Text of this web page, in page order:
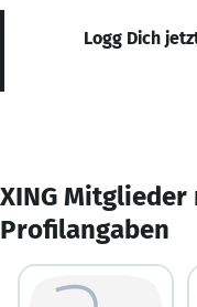
Logg Dich
XING
Profilangaben